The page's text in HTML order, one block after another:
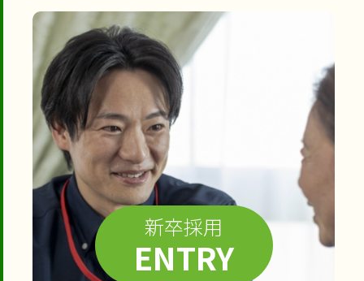
新卒採用
ENTRY